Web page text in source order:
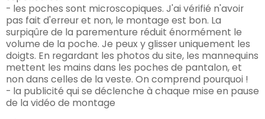
- les poches sont microscopiques. J'ai vérifié n'avoir
pas fait d'erreur et non, le montage est bon. La
surpiqûre de la parementure réduit énormément le
volume de la poche. Je peux y glisser uniquement les
doigts. En regardant les photos du site, les mannequins
mettent les mains dans les poches de pantalon, et
non dans celles de la veste. On comprend pourquoi !
- la publicité qui se déclenche à chaque mise en pause
de la vidéo de montage